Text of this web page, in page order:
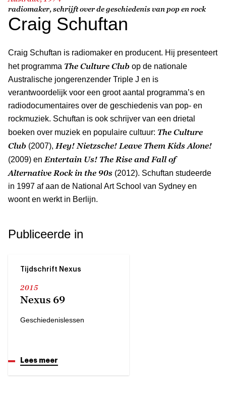
radiomaker, schrijft over de geschiedenis van pop en rock
Craig Schuftan
Craig Schuftan is radiomaker en producent. Hij presenteert
het programma The Culture Club op de nationale
Australische jongerenzender Triple J en is
verantwoordelijk voor een groot aantal programma’s en
radiodocumentaires over de geschiedenis van pop- en
rockmuziek. Schuftan is ook schrijver van een drietal
boeken over muziek en populaire cultuur: The Culture
Club (2007), Hey! Nietzsche! Leave Them Kids Alone!
(2009) en Entertain Us! The Rise and Fall of
Alternative Rock in the 90s (2012). Schuftan studeerde
in 1997 af aan de National Art School van Sydney en
woont en werkt in Berlijn.
Publiceerde in
Tijdschrift Nexus
2015
Nexus 69
Geschiedenislessen
Lees meer